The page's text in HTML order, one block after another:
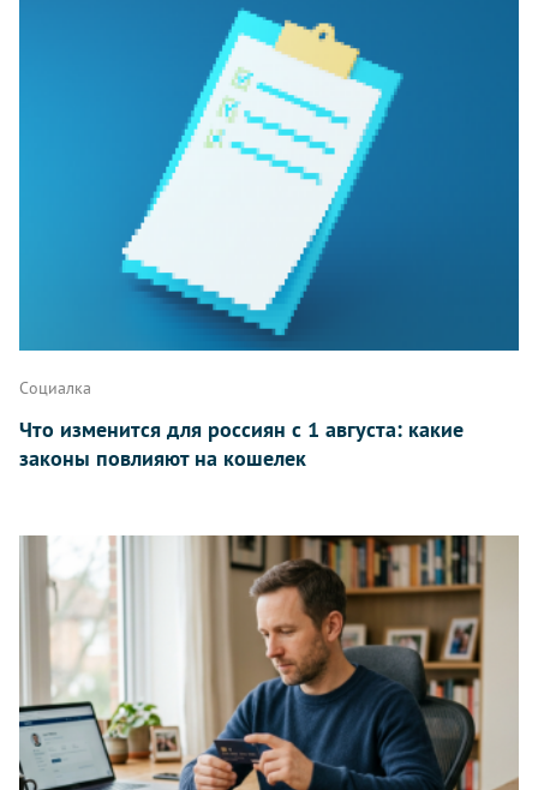
Написать
Социалка
Что изменится для россиян с 1 августа: какие
законы повлияют на кошелек